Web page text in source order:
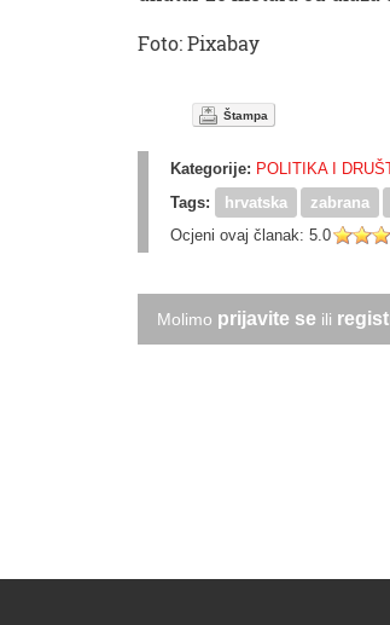
Foto: Pixabay
Štampa
Kategorije: POLITIKA I
Tags:
hrvatska zabrana
Ocjeni ovaj članak: 5.0
Molimo prijavite se ili